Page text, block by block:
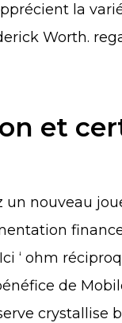
la
Worth.
et
un nouveau
‘ ohm
de
crystallise